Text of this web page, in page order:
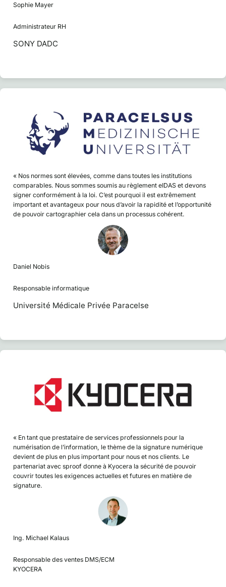
Sophie Mayer
Administrateur RH
SONY DADC
« Nos normes sont élevées, comme dans toutes les institutions
comparables. Nous sommes soumis au règlement eIDAS et devons
signer conformément à la loi. C’est pourquoi il est extrêmement
important et avantageux pour nous d’avoir la rapidité et l’opportunité
de pouvoir cartographier cela dans un processus cohérent.
Daniel Nobis
Responsable informatique
Université Médicale Privée Paracelse
« En tant que prestataire de services professionnels pour la
numérisation de l’information, le thème de la signature numérique
devient de plus en plus important pour nous et nos clients. Le
partenariat avec sproof donne à Kyocera la sécurité de pouvoir
couvrir toutes les exigences actuelles et futures en matière de
signature.
Ing. Michael Kalaus
Responsable des ventes DMS/ECM
KYOCERA